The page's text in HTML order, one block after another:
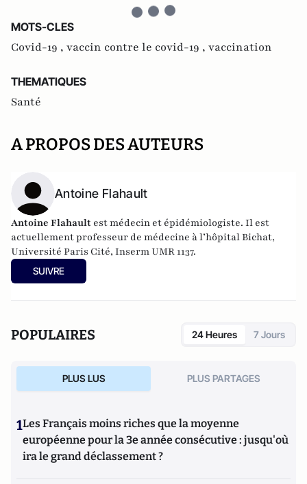
MOTS-CLES
Covid-19 , vaccin contre le covid-19 , vaccination
THEMATIQUES
Santé
A PROPOS DES AUTEURS
Antoine Flahault
Antoine Flahault est médecin et épidémiologiste. Il est
actuellement professeur de médecine à l’hôpital Bichat,
Université Paris Cité, Inserm UMR 1137.
SUIVRE
POPULAIRES 24 Heures 7 Jours
PLUS LUS PLUS PARTAGES
1Les Français moins riches que la moyenne
européenne pour la 3e année consécutive : jusqu'où
ira le grand déclassement ?